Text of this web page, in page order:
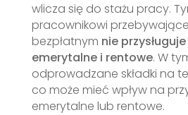
wlicza się do stażu pracy.
pracownikowi
bezpłatnym nie
emerytalne i rentowe. W
odprowadzane składki na
co może mieć wpływ na
emerytalne lub rentowe.